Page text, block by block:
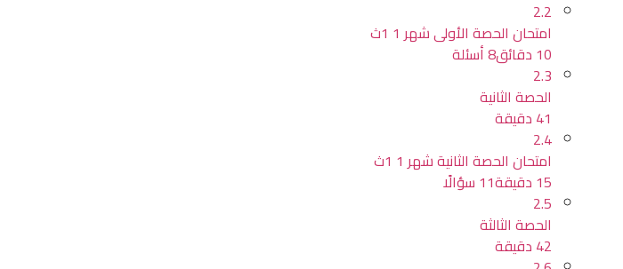
2.2
امتحان الحصة الأولى شهر 1 1ث
10 دقائق
8 أسئلة
2.3
الحصة الثانية
41 دقيقة
2.4
امتحان الحصة الثانية شهر 1 1ث
15 دقيقة
11 سؤالًا
2.5
الحصة الثالثة
42 دقيقة